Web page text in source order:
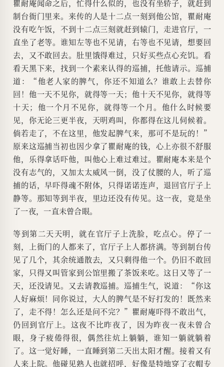
瞿耐庵闻命之后，忙得什么似的，也没有坐轿子，就赶到
制台衙门里来。来传的人是十二点一刻到他公馆，瞿耐庵
没有吃午饭，不到十二点三刻就赶到辕门，走进官厅，一
直坐了老等。谁知左等也不见请，右等也不见请，想要回
去，又不敢回去。肚里饿得难过，只好买些点心充饥。看
看天黑下来，找到一个素来认得的巡捕，托他请示。巡捕
道：“他老人家的脾气，你还不知道么？谁敢上去替你
回！他一天不见你，就得等一天；他十天不见你，就得等
十天；他一个月不见你，就得等一个月。他什么时候要
见，你无论三更半夜，天明鸡叫，你都得在这儿伺候着。
倘若走了，不在这里，他发起脾气来，那可不是玩的！”
原来这巡捕当初也因少拿了瞿耐庵的钱，心上亦很不舒服
他，乐得拿话吓他，叫他心上难过难过。瞿耐庵本来是个
没有志气的，又加太太威风一倒，没了仗腰的人，听了巡
捕的话，早吓得魂不附体，只得诺诺连声，退回官厅子上
静等。那知等到半夜，里边还没有传见。这一夜，竟是坐
了一夜，一直未曾合眼。
等到第二天天明，就在官厅子上洗脸，吃点心。停了一
刻，上衙门的人都来了，官厅子上人都挤满。等到制台传
见了几个，其余统通散去，又只剩得他一个。仍旧不敢回
家，只得又叫管家到公馆里搬了茶饭来吃。这日又等了一
天，还没请见。又去请教巡捕。巡捕生气，说道：“你这
人好麻烦！同你说过，大人的脾气是不好打发的！既然来
了，走不得！怎么还是问不完？”瞿耐庵吓得不敢出气，
仍回到官厅上。这夜不比昨夜了，因为昨夜一夜未曾合
眼，身子疲倦得很，偶然往炕上躺躺，谁知一躺就躺着
了。这一觉好睡，一直睡到第二天出太阳才醒。接着又有
人来上院。他碰见熟人也就招呼，好像是特地穿了衣帽专